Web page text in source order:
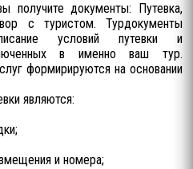
получите документы: Путевка,
с туристом. Турдокументы
условий путевки и
в именно ваш тур.
формирируются на основании
являются:
и номера;